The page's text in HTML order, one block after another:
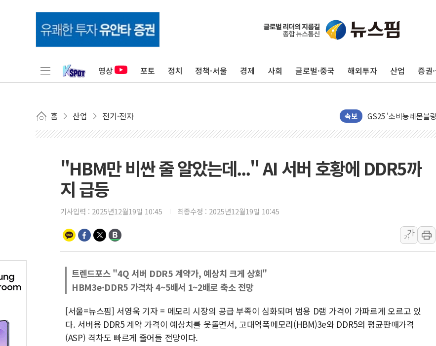
영상 포토 정치 정책·서울 경제 사회 글로벌·중국 해외투자 산업 증권
홈 산업 전기·전자 속보
하나은행, 7일부터 비
공진원, 맨시티 선수
李대통령, 국가폭력
신세계百, 포트넘앤
美 태양광 수입장벽에
두나무, 경찰청 '압수
보름째 잠 못 드는 서
미일 환율공조 뒷말
금호석유화학, 2분기
CJ올리브영 흔드는 '
"PAFC만으론 어렵
"HBM만 비싼 줄 알았는데..." AI 서버 호황에 DDR5까
지 급등
기사입력 : 2025년12월19일 10:45 최종수정 : 2025년12월19일 10:45
가
가
트렌드포스 "4Q 서버 DDR5 계약가, 예상치 크게 상회"
HBM3e·DDR5 가격차 4~5배서 1~2배로 축소 전망
[서울=뉴스핌] 서영욱 기자 = 메모리 시장의 공급 부족이 심화되며 범용 D램 가격이 가파르게 오르고 있
다. 서버용 DDR5 계약 가격이 예상치를 웃돌면서, 고대역폭메모리(HBM)3e와 DDR5의 평균판매가격
(ASP) 격차도 빠르게 줄어들 전망이다.